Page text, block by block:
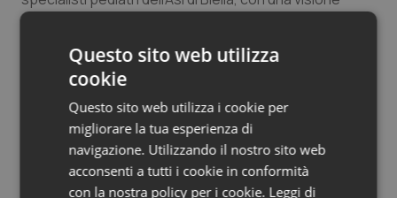
Tumore ovarico
Tumori del Polmone & Testa Collo
Tumori gastrointestinali
Ulcera & Reflusso
Vaccini
d’insieme che punta a valorizzare la competenza di
Altro step fondamentale, che potrà fare la
differenza, sarà l’acquisizione di un nuovo ecografo di
ultima generazione che consente di effettuare esami
ancora più accurati, grazie a immagini nitide in alta
risoluzione.
Questo sito web utilizza
cookie
Questo sito web utilizza i cookie per
migliorare la tua esperienza di
navigazione. Utilizzando il nostro sito web
acconsenti a tutti i cookie in conformità
con la nostra policy per i cookie. Leggi di